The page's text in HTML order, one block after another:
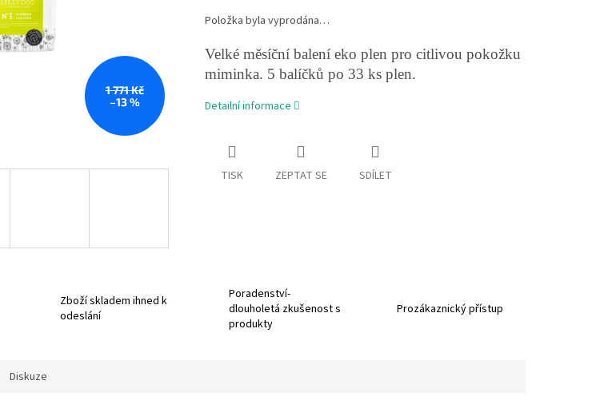
1 771 Kč
–13 %
Položka byla vyprodána…
Velké měsíční balení eko plen pro citlivou pokožku
miminka. 5 balíčků po 33 ks plen.
Detailní informace
TISK ZEPTAT SE SDÍLET
Zboží skladem ihned k
odeslání
Poradenství-
dlouholetá zkušenost s
produkty
Prozákaznický přístup
Diskuze